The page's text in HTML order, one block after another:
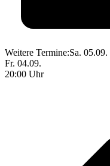
Weitere Termine:Sa. 05.09.
Fr. 04.09.
20:00 Uhr